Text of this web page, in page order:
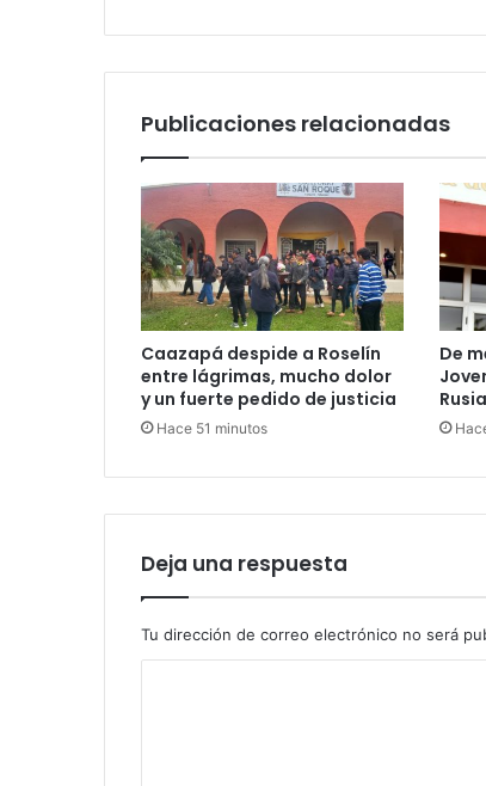
i
Publicaciones relacionadas
Caazapá despide a Roselín
entre lágrimas, mucho dolor
y un fuerte pedido de justicia
Hace 51 minutos
De
Rusia
Deja una respuesta
Tu dirección de correo electrónico no será